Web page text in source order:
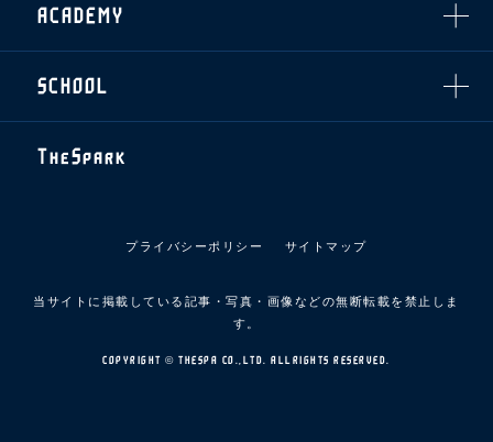
ふるさと納税
クラブについて（エンブレム・ロゴ等）
ACADEMY
U-18
U-15
U-12
スタッフ
SCHOOL
スタッフ
TheSpark
アクセス
プライバシーポリシー サイトマップ
当サイトに掲載している記事・写真・画像などの無断転載を禁止しま
す。
COPYRIGHT © THESPA CO.,LTD. ALLRIGHTS RESERVED.